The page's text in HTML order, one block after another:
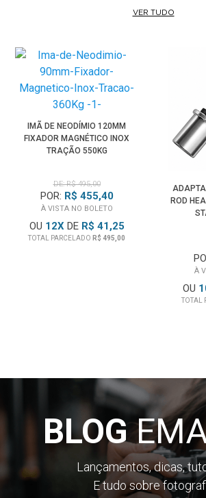
VER TUDO
IMÃ DE NEODÍMIO 120MM
FIXADOR MAGNÉTICO INOX
TRAÇÃO 550KG
DE: R$ 495,00
POR: R$ 455,40
À VISTA NO BOLETO
OU 12XDE R$ 41,25
TOTAL PARCELADO R$ 495,00
ROD
À
OU
TOTAL
BLOG
Lançamentos, dicas,
E tudo sobre